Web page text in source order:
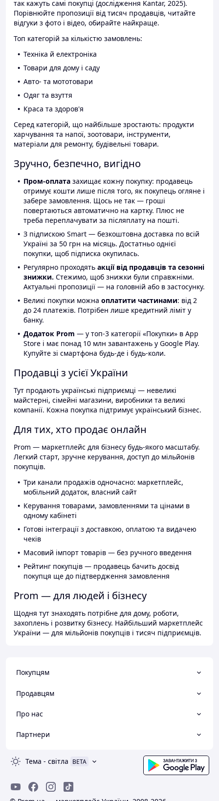
так кажуть самі покупці (дослідження Kantar, 2025).
Порівнюйте пропозиції від тисяч продавців, читайте
відгуки з фото і відео, обирайте найкраще.
Топ категорій за кількістю замовлень:
Техніка й електроніка
Товари для дому і саду
Авто- та мототовари
Одяг та взуття
Краса та здоров'я
Серед категорій, що найбільше зростають: продукти
харчування та напої, зоотовари, інструменти,
матеріали для ремонту, будівельні товари.
Зручно, безпечно, вигідно
Пром-оплата захищає кожну покупку: продавець
отримує кошти лише після того, як покупець огляне і
забере замовлення. Щось не так — гроші
повертаються автоматично на картку. Плюс не
треба переплачувати за післяплату на пошті.
З підпискою Smart — безкоштовна доставка по всій
Україні за 50 грн на місяць. Достатньо однієї
покупки, щоб підписка окупилась.
Регулярно проходять акції від продавців та сезонні
знижки. Стежимо, щоб знижки були справжніми.
Актуальні пропозиції — на головній або в застосунку.
Великі покупки можна оплатити частинами: від 2
до 24 платежів. Потрібен лише кредитний ліміт у
банку.
Додаток Prom — у топ-3 категорії «Покупки» в App
Store і має понад 10 млн завантажень у Google Play.
Купуйте зі смартфона будь-де і будь-коли.
Продавці з усієї України
Тут продають українські підприємці — невеликі
майстерні, сімейні магазини, виробники та великі
компанії. Кожна покупка підтримує український бізнес.
Для тих, хто продає онлайн
Prom — маркетплейс для бізнесу будь-якого масштабу.
Легкий старт, зручне керування, доступ до мільйонів
покупців.
Три канали продажів одночасно: маркетплейс,
мобільний додаток, власний сайт
Керування товарами, замовленнями та цінами в
одному кабінеті
Готові інтеграції з доставкою, оплатою та видачею
чеків
Масовий імпорт товарів — без ручного введення
Рейтинг покупців — продавець бачить досвід
покупця ще до підтвердження замовлення
Prom — для людей і бізнесу
Щодня тут знаходять потрібне для дому, роботи,
захоплень і розвитку бізнесу. Найбільший маркетплейс
України — для мільйонів покупців і тисяч підприємців.
Покупцям
Продавцям
Про нас
Партнери
Тема - світла BETA